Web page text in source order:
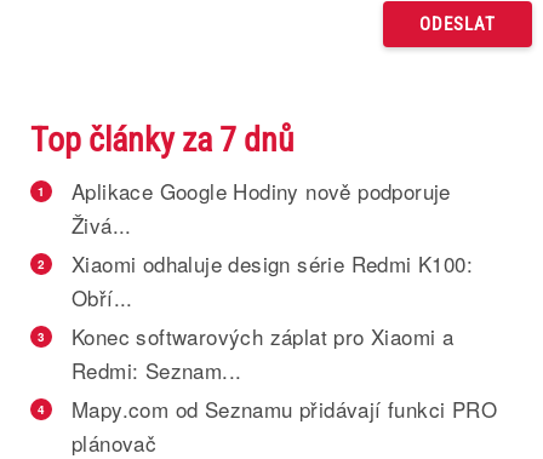
Top články za 7 dnů
1
Aplikace Google Hodiny nově podporuje
Živá...
2
Xiaomi odhaluje design série Redmi K100:
Obří...
3
Konec softwarových záplat pro Xiaomi a
Redmi: Seznam...
4
Mapy.com od Seznamu přidávají funkci PRO
plánovač